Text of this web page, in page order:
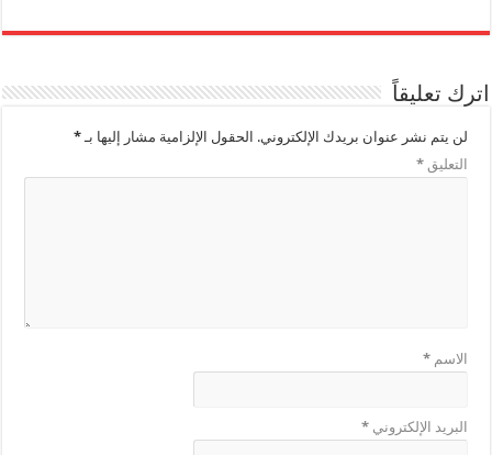
اترك تعليقاً
لن يتم نشر عنوان بريدك الإلكتروني. الحقول الإلزامية مشار إليها بـ*
التعليق*
الاسم*
البريد الإلكتروني*